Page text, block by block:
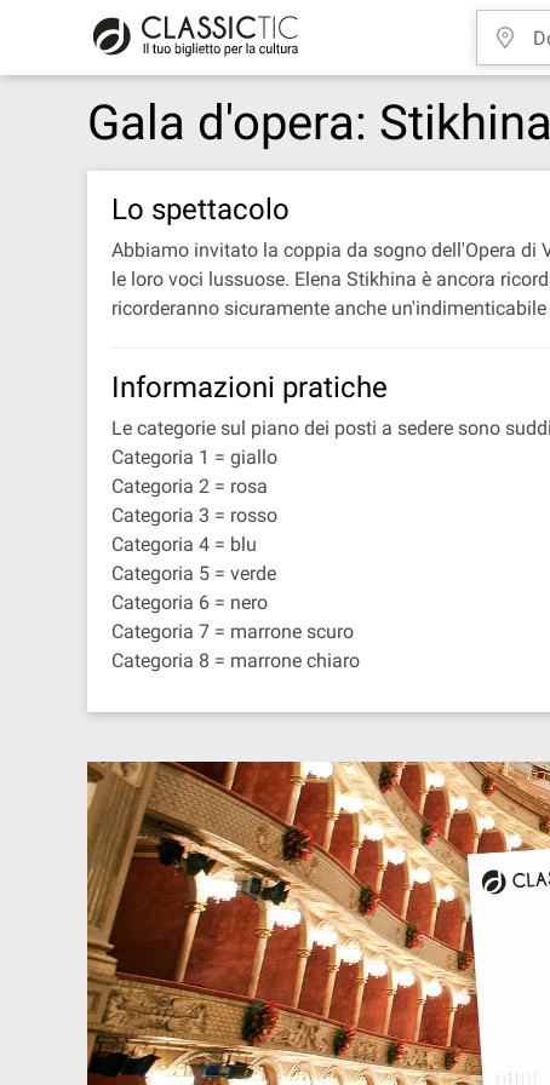
Gala d'opera:
Lo spettacolo
Abbiamo invitato la coppia da sogno dell'Opera di
le loro voci lussuose. Elena Stikhina è ancora
ricorderanno sicuramente anche
Informazioni pratiche
Le categorie sul piano dei posti a sedere sono
Categoria 1 = giallo
Categoria 2 = rosa
Categoria 3 = rosso
Categoria 4 = blu
Categoria 5 = verde
Categoria 6 = nero
Categoria 7 = marrone scuro
Categoria 8 = marrone chiaro